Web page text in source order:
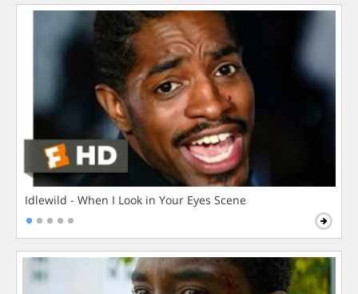
Idlewild - When I Look in Your Eyes Scene